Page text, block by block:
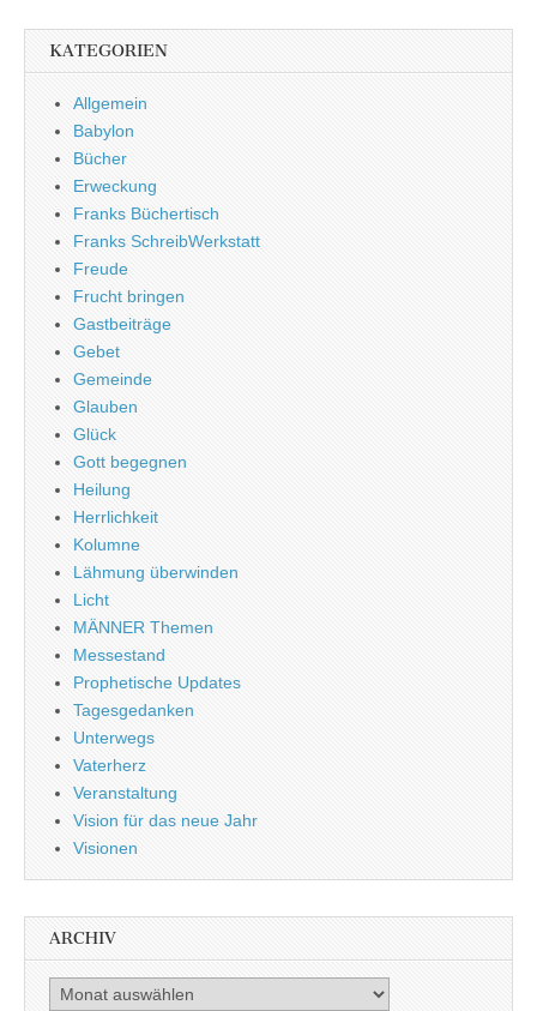
KATEGORIEN
Allgemein
Babylon
Bücher
Erweckung
Franks Büchertisch
Franks SchreibWerkstatt
Freude
Frucht bringen
Gastbeiträge
Gebet
Gemeinde
Glauben
Glück
Gott begegnen
Heilung
Herrlichkeit
Kolumne
Lähmung überwinden
Licht
MÄNNER Themen
Messestand
Prophetische Updates
Tagesgedanken
Unterwegs
Vaterherz
Veranstaltung
Vision für das neue Jahr
Visionen
ARCHIV
Archiv